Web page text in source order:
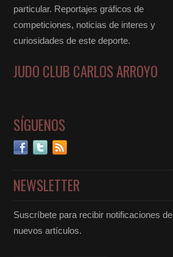
particular. Reportajes gráficos de
competiciones, noticias de interes y
curiosidades de este deporte.
JUDO CLUB CARLOS ARROYO
SÍGUENOS
NEWSLETTER
Suscríbete para recibir notificaciones de
nuevos artículos.